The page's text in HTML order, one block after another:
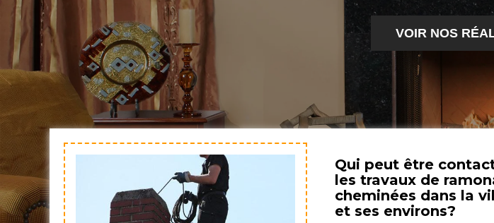
VOIR NOS
Qui peut être
les travaux de
cheminées dans la
et ses environs?